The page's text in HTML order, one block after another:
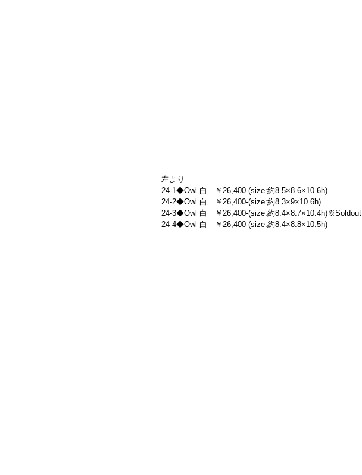
左より
24-1◆Owl 白　￥26,400-(size:約8.5×8.6×10.6h)
24-2◆Owl 白　￥26,400-(size:約8.3×9×10.6h)
24-3◆Owl 白　￥26,400-(size:約8.4×8.7×10.4h)※Soldout
24-4◆Owl 白　￥26,400-(size:約8.4×8.8×10.5h)